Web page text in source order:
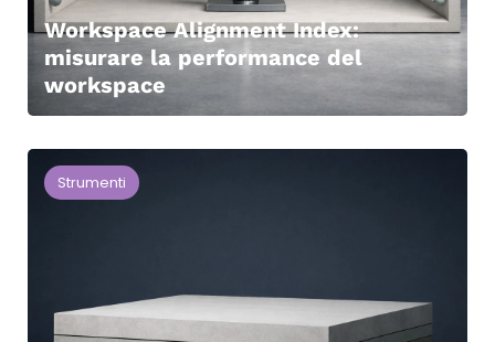
Workspace Alignment Index:
misurare la performance del
workspace
Strumenti